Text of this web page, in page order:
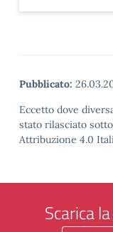
Pubblicato:
Eccetto dove
stato rilasciato
Attribuzione 4.0
Scarica